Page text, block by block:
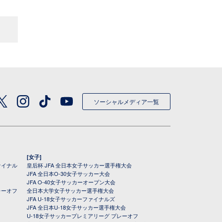
ソーシャルメディア一覧
ナル
オフ
[女子]
皇后杯 JFA 全日本女子サッカー選手権大会
JFA 全日本O-30女子サッカー大会
JFA O-40女子サッカーオープン大会
全日本大学女子サッカー選手権大会
JFA U-18女子サッカーファイナルズ
JFA 全日本U-18女子サッカー選手権大会
U-18女子サッカープレミアリーグ プレーオフ